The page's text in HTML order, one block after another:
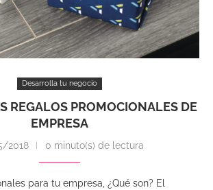
Desarrolla tu negocio
REGALOS PROMOCIONALES DE
EMPRESA
2018 0 minuto(s) de lectura
para tu empresa, ¿Qué son? El